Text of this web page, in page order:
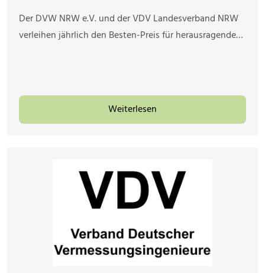
Der DVW NRW e.V. und der VDV Landesverband NRW
verleihen jährlich den Besten-Preis für herausragende…
Weiterlesen